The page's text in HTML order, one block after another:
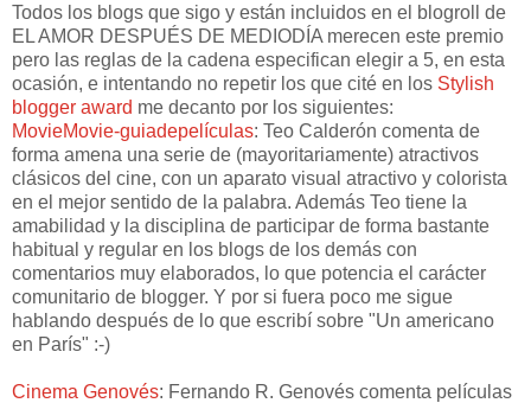
Todos los blogs que sigo y están incluidos en el blogroll de
EL AMOR DESPUÉS DE MEDIODÍA merecen este premio
pero las reglas de la cadena especifican elegir a 5, en esta
ocasión, e intentando no repetir los que cité en los Stylish
blogger award me decanto por los siguientes:
MovieMovie-guiadepelículas: Teo Calderón comenta de
forma amena una serie de (mayoritariamente) atractivos
clásicos del cine, con un aparato visual atractivo y colorista
en el mejor sentido de la palabra. Además Teo tiene la
amabilidad y la disciplina de participar de forma bastante
habitual y regular en los blogs de los demás con
comentarios muy elaborados, lo que potencia el carácter
comunitario de blogger. Y por si fuera poco me sigue
hablando después de lo que escribí sobre "Un americano
en París" :-)
Cinema Genovés: Fernando R. Genovés comenta películas